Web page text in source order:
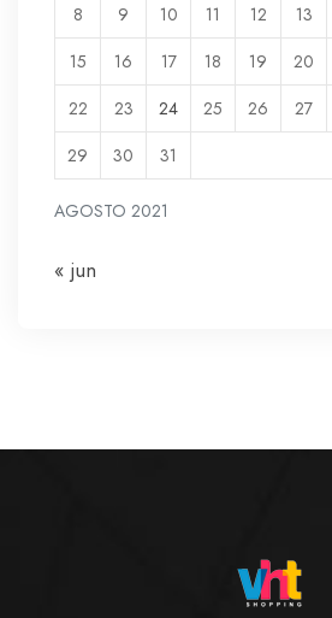
AGOSTO 2021
8
9 10 11 12 13
15
16 17 18 19 20
22
23 24 25 26 27
29
30 31
« jun